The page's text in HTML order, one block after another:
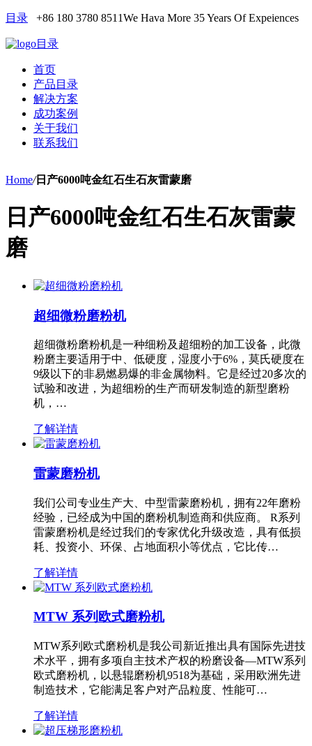
目录 +86 180 3780 8511We Hava More 35 Years Of Expeiences
目录
首页
产品目录
解决方案
成功案例
关于我们
联系我们
Home/日产6000吨金红石生石灰雷蒙磨
日产6000吨金红石生石灰雷蒙
磨
超细微粉磨粉机
超细微粉磨粉机是一种细粉及超细粉的加工设备，此微
粉磨主要适用于中、低硬度，湿度小于6%，莫氏硬度在
9级以下的非易燃易爆的非金属物料。它是经过20多次的
试验和改进，为超细粉的生产而研发制造的新型磨粉
机，…
了解详情
雷蒙磨粉机
我们公司专业生产大、中型雷蒙磨粉机，拥有22年磨粉
经验，已经成为中国的磨粉机制造商和供应商。 R系列
雷蒙磨粉机是经过我们的专家优化升级改造，具有低损
耗、投资小、环保、占地面积小等优点，它比传…
了解详情
MTW 系列欧式磨粉机
MTW系列欧式磨粉机是我公司新近推出具有国际先进技
术水平，拥有多项自主技术产权的粉磨设备—MTW系列
欧式磨粉机，以悬辊磨粉机9518为基础，采用欧洲先进
制造技术，它能满足客户对产品粒度、性能可…
了解详情